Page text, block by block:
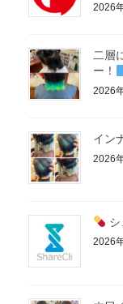
2026
二層
ー！
2026
イン
2026
2026